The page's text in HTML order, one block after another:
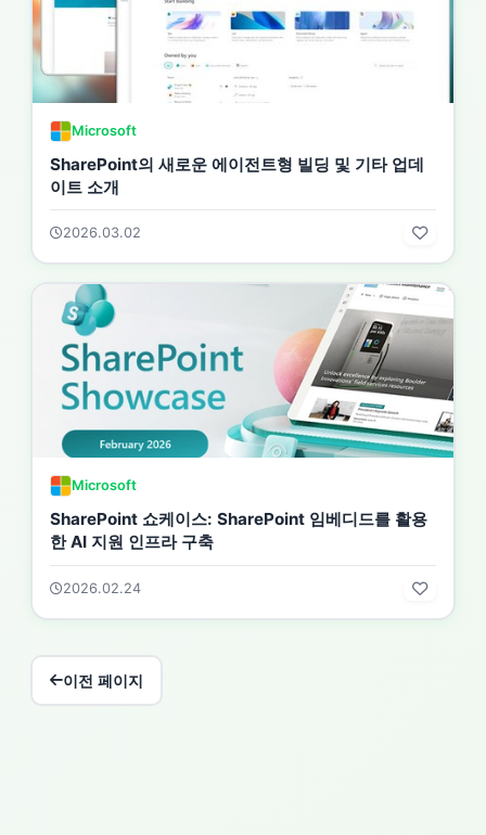
Microsoft
SharePoint의 새로운 에이전트형 빌딩 및 기타 업데
이트 소개
2026.03.02
Microsoft
SharePoint 쇼케이스: SharePoint 임베디드를 활용
한 AI 지원 인프라 구축
2026.02.24
이전 페이지